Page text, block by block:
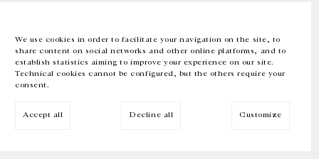
We use cookies in order to facilitate your navigation on the site, to
share content on social networks and other online platforms, and to
establish statistics aiming to improve your experience on our site.
Technical cookies cannot be configured, but the others require your
consent.
Accept all Decline all Customize
EN FR 中文 Facebook Instagram
Inscrivez-vous à notre newsletter